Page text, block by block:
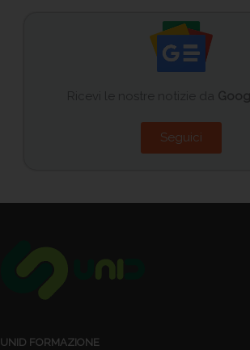
Seguici
UNID FORMAZIONE